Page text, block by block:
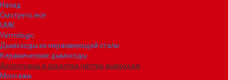
Назад
Смотреть все
UMK
Vermilogic
Дымоходы из нержавеющей стали
Керамические дымоходы
Аксессуары и средства чистки дымохода
Монтажи